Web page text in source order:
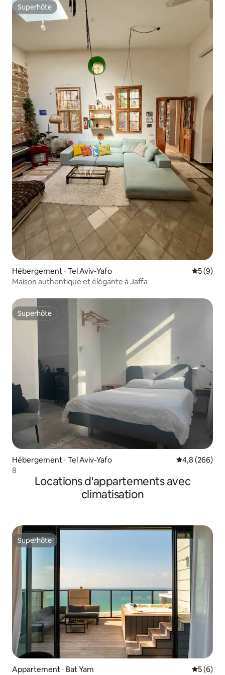
Superhôte
Superhôte
Hébergement ⋅ Tel Aviv-Yafo
5 (9)
Maison authentique et élégante à Jaffa
Superhôte
Superhôte
Hébergement ⋅ Tel Aviv-Yafo Évaluation
4,8 (266)
8
Locations d'appartements avec
climatisation
Superhôte
Superhôte
Appartement ⋅ Bat Yam
5 (6)